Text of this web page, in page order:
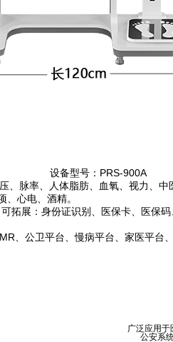
设备型号：PRS-900A
、脉率、人体脂肪、血氧、视力、中
心电、酒精。
拓展：身份证识别、医保卡、医保
、公卫平台、慢病平台、家医平台
广泛应用于
公安系